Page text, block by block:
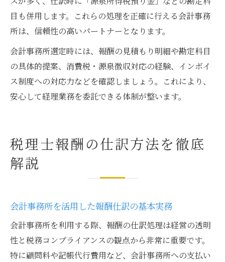
目も併用します。これらの処理を正確に行える会計事務
所は、信頼性の高いパートナーとなります。
会計事務所選定時には、報酬の見積もり明細や勘定科目
の具体的提案、消費税・源泉徴収対応の経験、インボイ
ス制度への対応力などを確認しましょう。これにより、
安心して経理業務を委託できる体制が整います。
税理士報酬の仕訳方法を徹底
解説
会計事務所を活用した報酬仕訳の基本実務
会計事務所を利用する際、報酬の仕訳処理は経営の透明
性と税務コンプライアンスの観点から非常に重要です。
特に顧問料や記帳代行費用など、会計事務所への支払い